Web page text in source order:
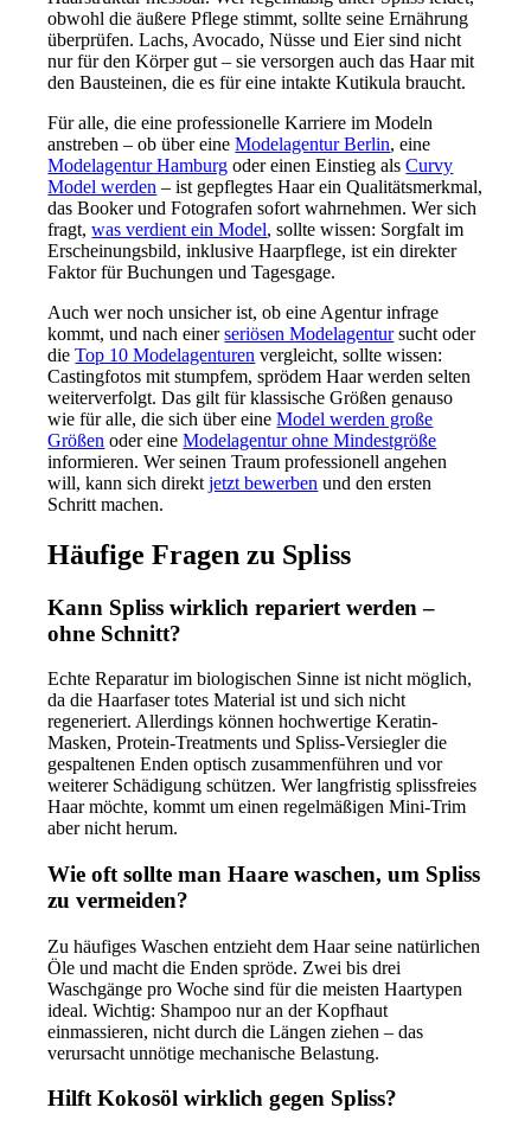
obwohl die äußere Pflege stimmt, sollte seine Ernährung
überprüfen. Lachs, Avocado, Nüsse und Eier sind nicht
nur für den Körper gut – sie versorgen auch das Haar mit
den Bausteinen, die es für eine intakte Kutikula braucht.
Für alle, die eine professionelle Karriere im Modeln
anstreben – ob über eineModelagentur Berlin, eine
Modelagentur Hamburg oder einen Einstieg alsCurvy
Model werden – ist gepflegtes Haar ein Qualitätsmerkmal,
das Booker und Fotografen sofort wahrnehmen. Wer sich
fragt,was verdient ein Model, sollte wissen: Sorgfalt im
Erscheinungsbild, inklusive Haarpflege, ist ein direkter
Faktor für Buchungen und Tagesgage.
Auch wer noch unsicher ist, ob eine Agentur infrage
kommt, und nach einerseriösen Modelagentursucht oder
dieTop 10 Modelagenturen vergleicht, sollte wissen:
Castingfotos mit stumpfem, sprödem Haar werden selten
weiterverfolgt. Das gilt für klassische Größen genauso
wie für alle, die sich über eineModel werden große
Größen oder eineModelagentur ohne Mindestgröße
informieren. Wer seinen Traum professionell angehen
will, kann sich direktjetzt bewerben und den ersten
Schritt machen.
Häufige Fragen zu Spliss
Kann Spliss wirklich repariert werden –
ohne Schnitt?
Echte Reparatur im biologischen Sinne ist nicht möglich,
da die Haarfaser totes Material ist und sich nicht
regeneriert. Allerdings können hochwertige Keratin-
Masken, Protein-Treatments und Spliss-Versiegler die
gespaltenen Enden optisch zusammenführen und vor
weiterer Schädigung schützen. Wer langfristig splissfreies
Haar möchte, kommt um einen regelmäßigen Mini-Trim
aber nicht herum.
Wie oft sollte man Haare waschen, um Spliss
zu vermeiden?
Zu häufiges Waschen entzieht dem Haar seine natürlichen
Öle und macht die Enden spröde. Zwei bis drei
Waschgänge pro Woche sind für die meisten Haartypen
ideal. Wichtig: Shampoo nur an der Kopfhaut
einmassieren, nicht durch die Längen ziehen – das
verursacht unnötige mechanische Belastung.
Hilft Kokosöl wirklich gegen Spliss?